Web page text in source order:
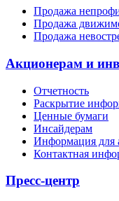
Продажа
Продажа
Продажа
Акционерам и
Отчетность
Раскрытие
Ценные бумаги
Инсайдерам
Информация для
Контактная
Пресс-центр